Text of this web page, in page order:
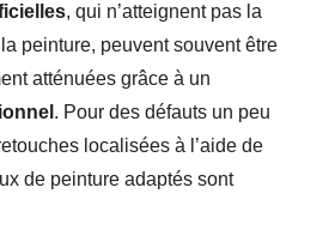
, qui n’atteignent pas la
peinture, peuvent souvent être
atténuées grâce à un
. Pour des défauts un peu
localisées à l’aide de
de peinture adaptés sont